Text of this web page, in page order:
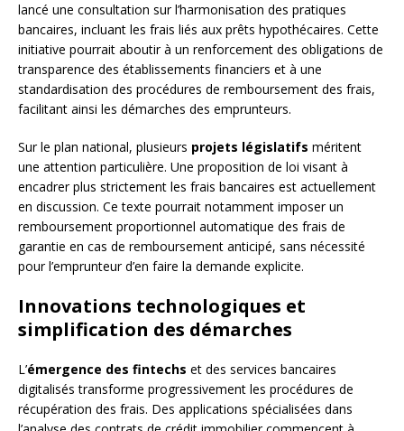
lancé une consultation sur l’harmonisation des pratiques
bancaires, incluant les frais liés aux prêts hypothécaires. Cette
initiative pourrait aboutir à un renforcement des obligations de
transparence des établissements financiers et à une
standardisation des procédures de remboursement des frais,
facilitant ainsi les démarches des emprunteurs.
Sur le plan national, plusieurs projets législatifs méritent
une attention particulière. Une proposition de loi visant à
encadrer plus strictement les frais bancaires est actuellement
en discussion. Ce texte pourrait notamment imposer un
remboursement proportionnel automatique des frais de
garantie en cas de remboursement anticipé, sans nécessité
pour l’emprunteur d’en faire la demande explicite.
Innovations technologiques et
simplification des démarches
L’émergence des fintechs et des services bancaires
digitalisés transforme progressivement les procédures de
récupération des frais. Des applications spécialisées dans